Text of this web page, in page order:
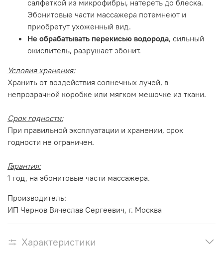
салфеткой из микрофибры, натереть до блеска.
Эбонитовые части массажера потемнеют и
приобретут ухоженный вид.
Не обрабатывать перекисью водорода, сильный
окислитель, разрушает эбонит.
Условия хранения:
Хранить от воздействия солнечных лучей, в
непрозрачной коробке или мягком мешочке из ткани.
Срок годности:
При правильной эксплуатации и хранении, срок
годности не ограничен.
Гарантия:
1 год, на эбонитовые части массажера.
Производитель:
ИП Чернов Вячеслав Сергеевич, г. Москва
Характеристики